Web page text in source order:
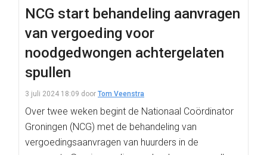
NCG start behandeling aanvragen
van vergoeding voor
noodgedwongen achtergelaten
spullen
3 juli 2024 18:09 door Tom Veenstra
Over twee weken begint de Nationaal Coördinator
Groningen (NCG) met de behandeling van
vergoedingsaanvragen van huurders in de